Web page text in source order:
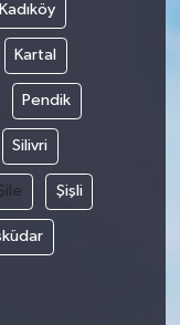
Kadıköy
Kartal
Pendik
Silivri
Şişli